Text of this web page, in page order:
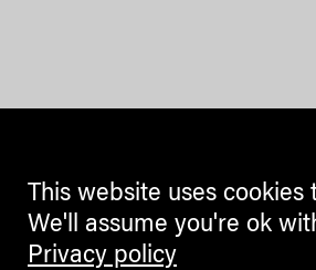
This website uses
We'll assume you're ok
Privacy policy